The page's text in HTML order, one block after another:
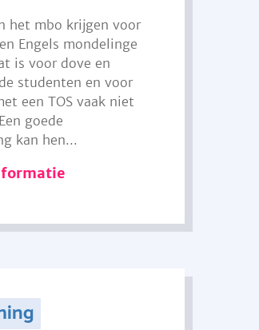
het mbo krijgen voor
Engels mondelinge
is voor dove en
studenten en voor
een TOS vaak niet
goede
kan hen...